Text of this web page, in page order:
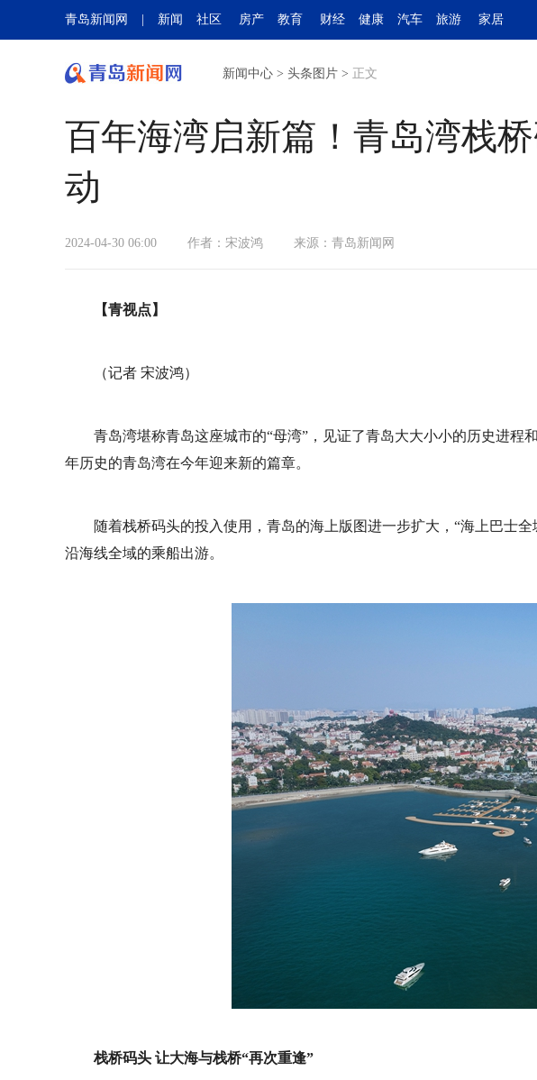
青岛新闻网 新闻 社区 房产 教育 财经 健康 汽车 旅游 家居
新闻中心 > 头条图片 > 正文
百年海湾启新篇！青岛湾栈
动
2024-04-30 06:00 作者：宋波鸿 来源： 青岛新闻网
【青视点】
（记者 宋波鸿）
青岛湾堪称青岛这座城市的“母湾”，见证了青岛大大小小的历史进
年历史的青岛湾在今年迎来新的篇章。
随着栈桥码头的投入使用，青岛的海上版图进一步扩大，“海上巴士
沿海线全域的乘船出游。
栈桥码头 让大海与栈桥“再次重逢”